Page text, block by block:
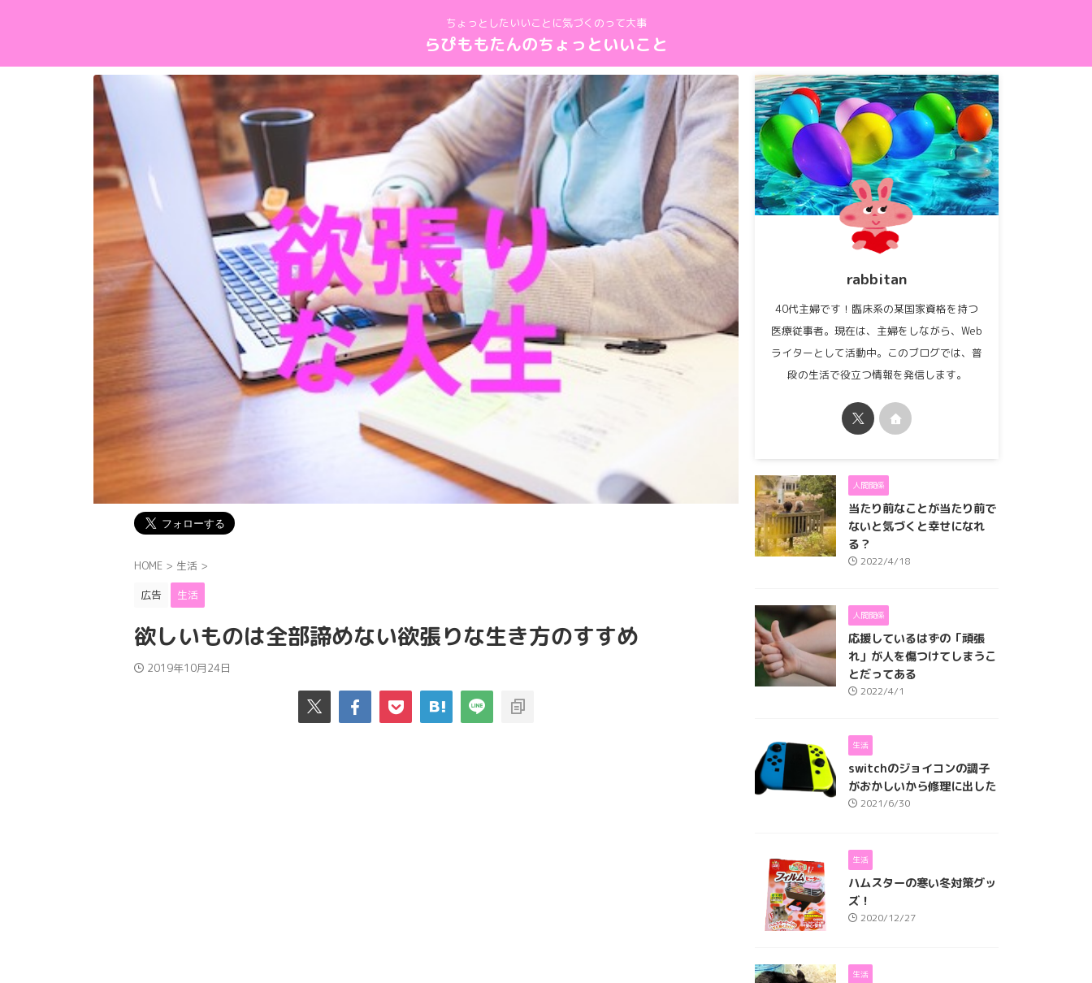
ちょっとしたいいことに気づくのって大事
らぴももたんのちょっといいこと
HOME > 生活 >
広告
生活
欲しいものは全部諦めない欲張りな生き方のすすめ
2019年10月24日
rabbitan
40代主婦です！臨床系の某国家資格を持つ
医療従事者。現在は、主婦をしながら、Web
ライターとして活動中。このブログでは、普
段の生活で役立つ情報を発信します。
人間関係
当たり前なことが当たり前で
ないと気づくと幸せになれ
る？
2022/4/18
人間関係
応援しているはずの「頑張
れ」が人を傷つけてしまうこ
とだってある
2022/4/1
生活
switchのジョイコンの調子
がおかしいから修理に出した
2021/6/30
生活
ハムスターの寒い冬対策グッ
ズ！
2020/12/27
生活